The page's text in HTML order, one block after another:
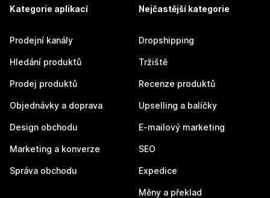
Kategorie aplikací
Prodejní kanály
Hledání produktů
Prodej produktů
Objednávky a doprava
Design obchodu
Marketing a konverze
Správa obchodu
Nejčastější kategorie
Dropshipping
Tržiště
Recenze produktů
Upselling a balíčky
E-mailový marketing
SEO
Expedice
Měny a překlad